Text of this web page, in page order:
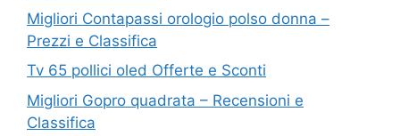
Migliori Contapassi orologio polso donna –
Prezzi e Classifica
Tv 65 pollici oled Offerte e Sconti
Migliori Gopro quadrata – Recensioni e
Classifica